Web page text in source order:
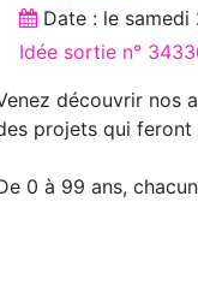
Date : le samedi
Idée sortie n°
découvrir nos
projets qui feront
0 à 99 ans,